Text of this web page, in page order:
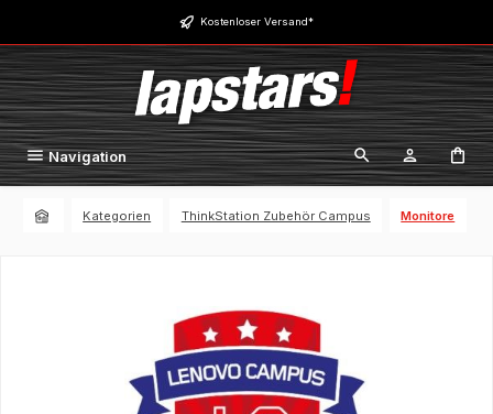
Zum Hauptinhalt springen Kostenloser Versand*
Navigation
Kategorien ThinkStation Zubehör Campus Monitore